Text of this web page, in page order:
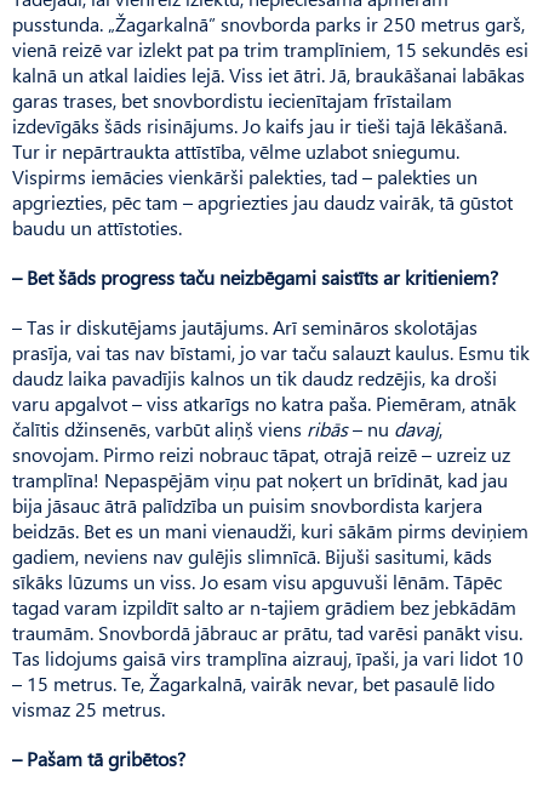
pusstunda. „Žagarkalnā” snovborda parks ir 250 metrus garš,
vienā reizē var izlekt pat pa trim tramplīniem, 15 sekundēs esi
kalnā un atkal laidies lejā. Viss iet ātri. Jā, braukāšanai labākas
garas trases, bet snovbordistu iecienītajam frīstailam
izdevīgāks šāds risinājums. Jo kaifs jau ir tieši tajā lēkāšanā.
Tur ir nepārtraukta attīstība, vēlme uzlabot sniegumu.
Vispirms iemācies vienkārši palekties, tad – palekties un
apgriezties, pēc tam – apgriezties jau daudz vairāk, tā gūstot
baudu un attīstoties.
– Bet šāds progress taču neizbēgami saistīts ar kritieniem?
– Tas ir diskutējams jautājums. Arī semināros skolotājas
prasīja, vai tas nav bīstami, jo var taču salauzt kaulus. Esmu tik
daudz laika pavadījis kalnos un tik daudz redzējis, ka droši
varu apgalvot – viss atkarīgs no katra paša. Piemēram, atnāk
čalītis džinsenēs, varbūt aliņš viens ribās– nu davaj,
snovojam. Pirmo reizi nobrauc tāpat, otrajā reizē – uzreiz uz
tramplīna! Nepaspējām viņu pat noķert un brīdināt, kad jau
bija jāsauc ātrā palīdzība un puisim snovbordista karjera
beidzās. Bet es un mani vienaudži, kuri sākām pirms deviņiem
gadiem, neviens nav gulējis slimnīcā. Bijuši sasitumi, kāds
sīkāks lūzums un viss. Jo esam visu apguvuši lēnām. Tāpēc
tagad varam izpildīt salto ar n-tajiem grādiem bez jebkādām
traumām. Snovbordā jābrauc ar prātu, tad varēsi panākt visu.
Tas lidojums gaisā virs tramplīna aizrauj, īpaši, ja vari lidot 10
– 15 metrus. Te, Žagarkalnā, vairāk nevar, bet pasaulē lido
vismaz 25 metrus.
– Pašam tā gribētos?